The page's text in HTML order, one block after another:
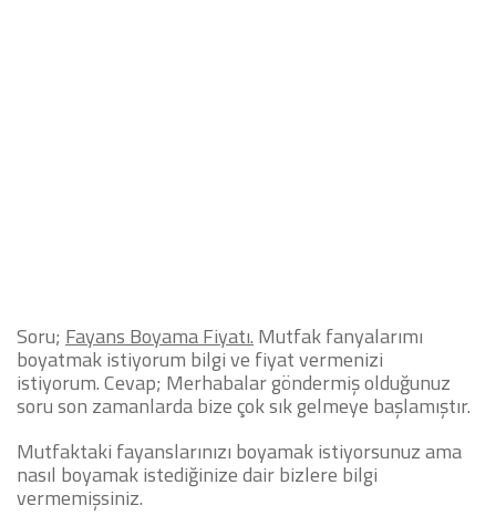
Soru; Fayans Boyama Fiyatı. Mutfak fanyalarımı
boyatmak istiyorum bilgi ve fiyat vermenizi
istiyorum.Cevap; Merhabalar göndermiş olduğunuz
soru son zamanlarda bize çok sık gelmeye başlamıştır.
Mutfaktaki fayanslarınızı boyamak istiyorsunuz ama
nasıl boyamak istediğinize dair bizlere bilgi
vermemişsiniz.